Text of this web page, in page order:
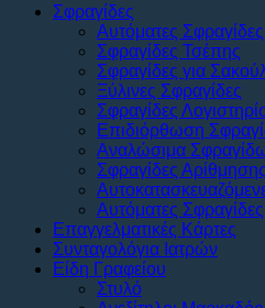
Σφραγίδες
Αυτόματες Σφραγίδες
Σφραγίδες Τσέπης
Σφραγίδες για
Ξύλινες Σφραγίδες
Σφραγίδες
Επιδιόρθωση
Αναλώσιμα
Σφραγίδες
Αυτόματες
Επαγγελματικές Κάρτες
Συνταγολόγια Ιατρών
Είδη Γραφείου
Στυλό